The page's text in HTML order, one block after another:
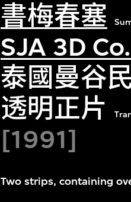
書梅春塞
SJA 3D
泰國曼谷
透明正片
[1991]
Two strips, containing